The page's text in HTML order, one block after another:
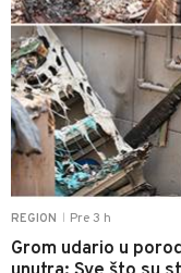
REGION Pre 3 h
Grom udario u